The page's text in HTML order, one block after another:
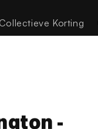
Collectieve Korting
-